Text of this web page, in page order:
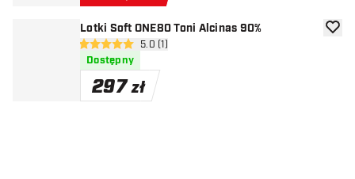
Lotki Soft ONE80 Toni Alcinas 90%
otwórz panel recenzji
5 gwiazdki oceny
5.0 (1)
Dostępny
297 zł